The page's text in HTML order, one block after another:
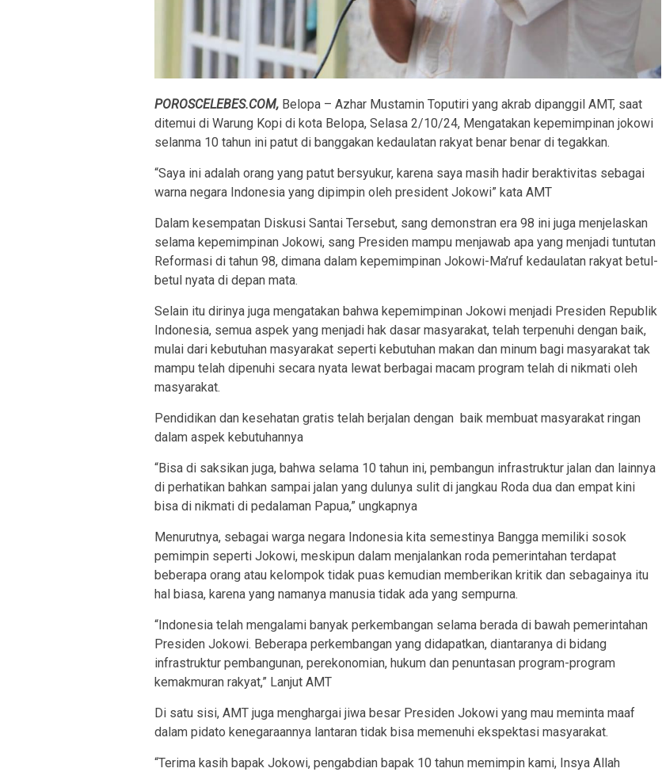
POROSCELEBES.COM, Belopa – Azhar Mustamin Toputiri yang akrab dipanggil AMT, saat
ditemui di Warung Kopi di kota Belopa, Selasa 2/10/24, Mengatakan kepemimpinan jokowi
selanma 10 tahun ini patut di banggakan kedaulatan rakyat benar benar di tegakkan.
“Saya ini adalah orang yang patut bersyukur, karena saya masih hadir beraktivitas sebagai
warna negara Indonesia yang dipimpin oleh president Jokowi” kata AMT
Dalam kesempatan Diskusi Santai Tersebut, sang demonstran era 98 ini juga menjelaskan
selama kepemimpinan Jokowi, sang Presiden mampu menjawab apa yang menjadi tuntutan
Reformasi di tahun 98, dimana dalam kepemimpinan Jokowi-Ma’ruf kedaulatan rakyat betul-
betul nyata di depan mata.
Selain itu dirinya juga mengatakan bahwa kepemimpinan Jokowi menjadi Presiden Republik
Indonesia, semua aspek yang menjadi hak dasar masyarakat, telah terpenuhi dengan baik,
mulai dari kebutuhan masyarakat seperti kebutuhan makan dan minum bagi masyarakat tak
mampu telah dipenuhi secara nyata lewat berbagai macam program telah di nikmati oleh
masyarakat.
Pendidikan dan kesehatan gratis telah berjalan dengan baik membuat masyarakat ringan
dalam aspek kebutuhannya
“Bisa di saksikan juga, bahwa selama 10 tahun ini, pembangun infrastruktur jalan dan lainnya
di perhatikan bahkan sampai jalan yang dulunya sulit di jangkau Roda dua dan empat kini
bisa di nikmati di pedalaman Papua,” ungkapnya
Menurutnya, sebagai warga negara Indonesia kita semestinya Bangga memiliki sosok
pemimpin seperti Jokowi, meskipun dalam menjalankan roda pemerintahan terdapat
beberapa orang atau kelompok tidak puas kemudian memberikan kritik dan sebagainya itu
hal biasa, karena yang namanya manusia tidak ada yang sempurna.
“Indonesia telah mengalami banyak perkembangan selama berada di bawah pemerintahan
Presiden Jokowi. Beberapa perkembangan yang didapatkan, diantaranya di bidang
infrastruktur pembangunan, perekonomian, hukum dan penuntasan program-program
kemakmuran rakyat,” Lanjut AMT
Di satu sisi, AMT juga menghargai jiwa besar Presiden Jokowi yang mau meminta maaf
dalam pidato kenegaraannya lantaran tidak bisa memenuhi ekspektasi masyarakat.
“Terima kasih bapak Jokowi, pengabdian bapak 10 tahun memimpin kami, Insya Allah